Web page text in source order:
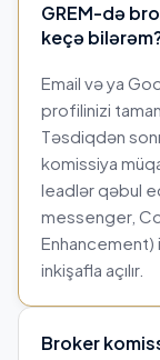
GREM-də
keçə
Email və ya
profilinizi
Təsdiqdən
komissiya
leadlər qəbul
messenger,
inkişafla açılır.
Broker